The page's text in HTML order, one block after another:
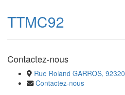
TTMC92
Contactez-nous
Rue Roland GARROS,
Contactez-nous